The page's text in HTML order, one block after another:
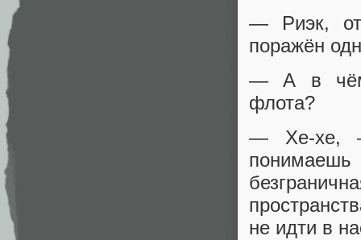
— Риэк,
поражён
— А в чём
флота?
— Хе-хе,
понимаешь
не идти в